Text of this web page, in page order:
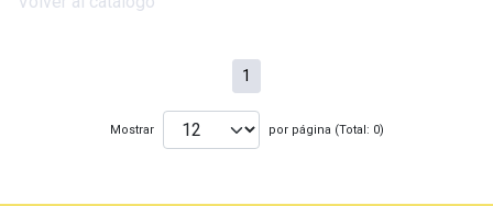
1
Mostrar por página (Total: 0)